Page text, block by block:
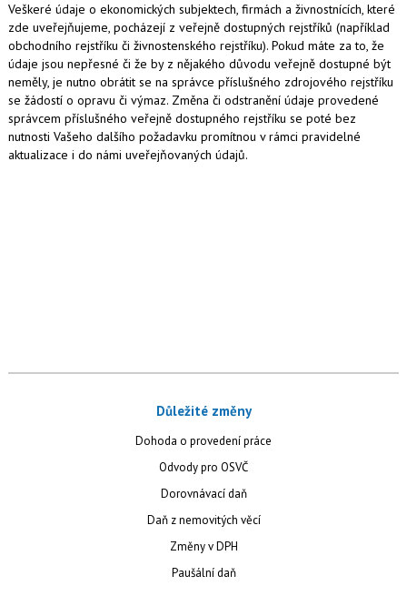
Veškeré údaje o ekonomických subjektech, firmách a živnostnících, které
zde uveřejňujeme, pocházejí z veřejně dostupných rejstříků (například
obchodního rejstříku či živnostenského rejstříku). Pokud máte za to, že
údaje jsou nepřesné či že by z nějakého důvodu veřejně dostupné být
neměly, je nutno obrátit se na správce příslušného zdrojového rejstříku
se žádostí o opravu či výmaz. Změna či odstranění údaje provedené
správcem příslušného veřejně dostupného rejstříku se poté bez
nutnosti Vašeho dalšího požadavku promítnou v rámci pravidelné
aktualizace i do námi uveřejňovaných údajů.
Důležité změny
Dohoda o provedení práce
Odvody pro OSVČ
Dorovnávací daň
Daň z nemovitých věcí
Změny v DPH
Paušální daň